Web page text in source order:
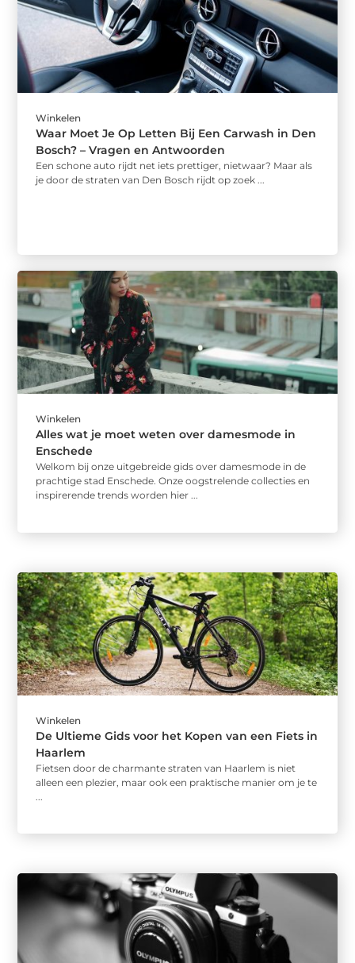
Winkelen
Waar Moet Je Op Letten Bij Een Carwash in Den
Bosch? – Vragen en Antwoorden
Een schone auto rijdt net iets prettiger, nietwaar? Maar als
je door de straten van Den Bosch rijdt op zoek ...
Winkelen
Alles wat je moet weten over damesmode in
Enschede
Welkom bij onze uitgebreide gids over damesmode in de
prachtige stad Enschede. Onze oogstrelende collecties en
inspirerende trends worden hier ...
Winkelen
De Ultieme Gids voor het Kopen van een Fiets in
Haarlem
Fietsen door de charmante straten van Haarlem is niet
alleen een plezier, maar ook een praktische manier om je te